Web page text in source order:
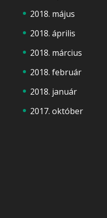
2018. május
2018. április
2018. március
2018. február
2018. január
2017. október